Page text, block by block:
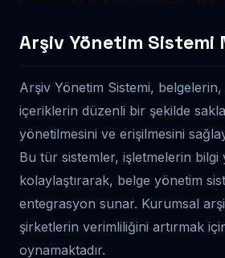
Arşiv Yönetim Sistemi
Arşiv Yönetim Sistemi,
içeriklerin düzenli bir şekilde
yönetilmesini ve erişilmesini
Bu tür sistemler, işletmelerin bilgi
kolaylaştırarak, belge yönetim
entegrasyon sunar. Kurumsal
şirketlerin verimliliğini artırmak
oynamaktadır.